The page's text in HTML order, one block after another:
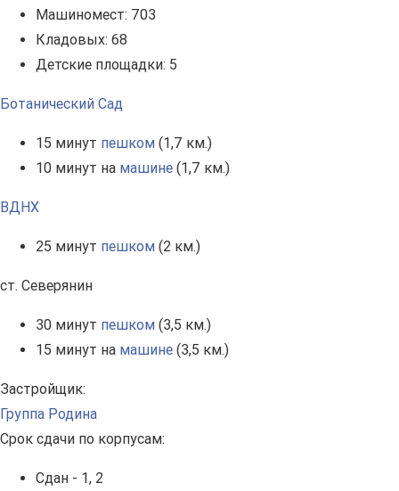
Машиномест: 703
Кладовых: 68
Детские площадки: 5
Ботанический Сад
15 минут пешком (1,7 км.)
10 минут на машине (1,7 км.)
ВДНХ
25 минут пешком (2 км.)
ст. Северянин
30 минут пешком (3,5 км.)
15 минут на машине (3,5 км.)
Застройщик:
Группа Родина
Срок сдачи по корпусам:
Сдан - 1, 2